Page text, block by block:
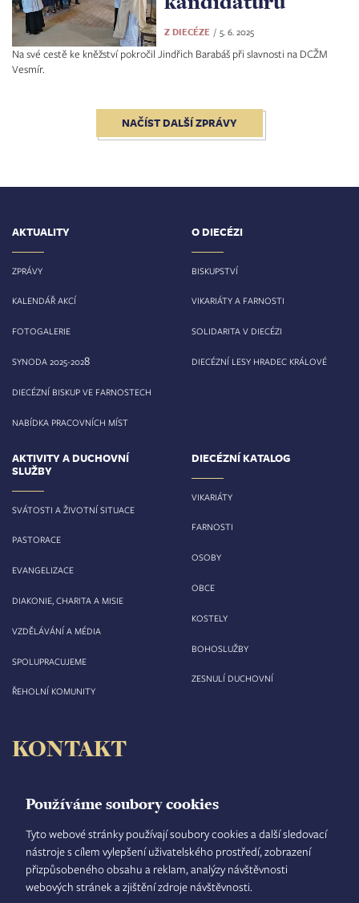
Používáme soubory cookies
Tyto webové stránky používají soubory cookies a další sledovací
nástroje s cílem vylepšení uživatelského prostředí, zobrazení
přizpůsobeného obsahu a reklam, analýzy návštěvnosti
webových stránek a zjištění zdroje návštěvnosti.
Z DIECÉZE 5. 6. 2025
Na své cestě ke kněžství pokročil Jindřich Barabáš při slavnosti na DCŽM
Vesmír.
NAČÍST DALŠÍ ZPRÁVY
AKTUALITY
ZPRÁVY
KALENDÁŘ AKCÍ
FOTOGALERIE
SYNODA 2025-2028
DIECÉZNÍ BISKUP VE FARNOSTECH
NABÍDKA PRACOVNÍCH MÍST
O DIECÉZI
BISKUPSTVÍ
VIKARIÁTY A FARNOSTI
SOLIDARITA V DIECÉZI
DIECÉZNÍ LESY HRADEC KRÁLOVÉ
AKTIVITY A DUCHOVNÍ
SLUŽBY
SVÁTOSTI A ŽIVOTNÍ SITUACE
PASTORACE
EVANGELIZACE
DIAKONIE, CHARITA A MISIE
VZDĚLÁVÁNÍ A MÉDIA
SPOLUPRACUJEME
ŘEHOLNÍ KOMUNITY
DIECÉZNÍ KATALOG
VIKARIÁTY
FARNOSTI
OSOBY
OBCE
KOSTELY
BOHOSLUŽBY
ZESNULÍ DUCHOVNÍ
KONTAKT
Velké náměstí 35/44
500 03 Hradec Králové
tel.: +420 495 063 611
IČO: 00 44 51 34
DIČ: CZ 00 44 51 34
Číslo účtu: 1006010044/5500